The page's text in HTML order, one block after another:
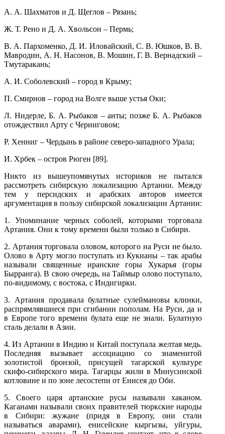
А. А. Шахматов и Д. Щеглов – Рязань;
Ж. Т. Рено и Д. А. Хвольсон – Пермь;
В. А. Пархоменко, Д. И. Иловайский, С. В. Юшков, В. В.
Мавродин, А. Н. Насонов, В. Мошин, Г. В. Вернадский –
Тмутаракань;
А. И. Соболевский – город в Крыму;
П. Смирнов – город на Волге выше устья Оки;
Л. Нидерле, Б. А. Рыбаков – анты; позже Б. А. Рыбаков
отождествил Арту с Черниговом;
Р. Хенниг – Чердынь в районе северо-западного Урала;
И. Хрбек – остров Рюген [89].
Никто из вышеупомянутых историков не пытался
рассмотреть сибирскую локализацию Артании. Между
тем у персидских и арабских авторов имеется
аргументация в пользу сибирской локализации Артании:
1. Упоминание черных соболей, которыми торговала
Артания. Они к тому времени были только в Сибири.
2. Артания торговала оловом, которого на Руси не было.
Олово в Арту могло поступать из Кукианы – так арабы
называли священные иранские горы Хукарья (горы
Бырранга). В свою очередь, на Таймыр олово поступало,
по-видимому, с востока, с Индигирки.
3. Артания продавала булатные сулеймановы клинки,
распрямлявшиеся при сгибании пополам. На Руси, да и
в Европе того времени булата еще не знали. Булатную
сталь делали в Азии.
4. Из Артании в Индию и Китай поступала желтая медь.
Последняя вызывает ассоциацию со знаменитой
золотистой бронзой, присущей тагарской культуре
скифо-сибирского мира. Тагарцы жили в Минусинской
котловине и по зоне лесостепи от Енисея до Оби.
5. Своего царя артанские русы называли хаканом.
Каганами называли своих правителей тюркские народы
в Сибири: жужане (придя в Европу, они стали
называться аварами), енисейские кыргызы, уйгуры,